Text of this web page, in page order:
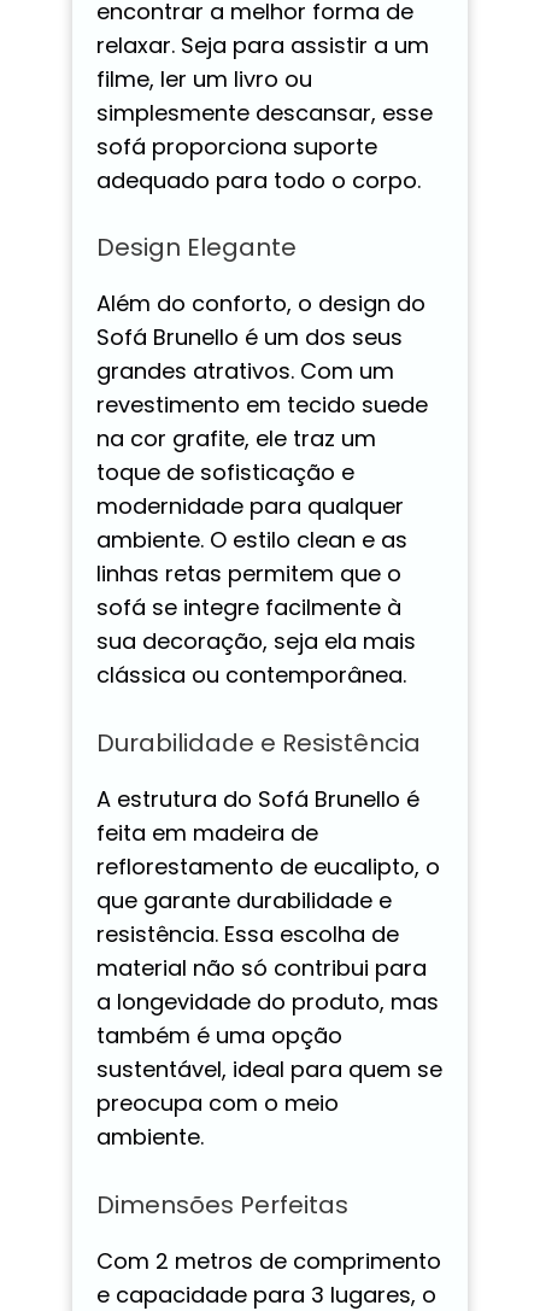
encontrar a melhor forma de
relaxar. Seja para assistir a um
filme, ler um livro ou
simplesmente descansar, esse
sofá proporciona suporte
adequado para todo o corpo.
Design Elegante
Além do conforto, o design do
Sofá Brunello é um dos seus
grandes atrativos. Com um
revestimento em tecido suede
na cor grafite, ele traz um
toque de sofisticação e
modernidade para qualquer
ambiente. O estilo clean e as
linhas retas permitem que o
sofá se integre facilmente à
sua decoração, seja ela mais
clássica ou contemporânea.
Durabilidade e Resistência
A estrutura do Sofá Brunello é
feita em madeira de
reflorestamento de eucalipto, o
que garante durabilidade e
resistência. Essa escolha de
material não só contribui para
a longevidade do produto, mas
também é uma opção
sustentável, ideal para quem se
preocupa com o meio
ambiente.
Dimensões Perfeitas
Com 2 metros de comprimento
e capacidade para 3 lugares, o